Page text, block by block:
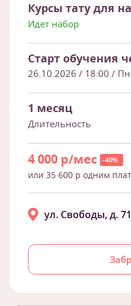
Курсы тату для
Идет набор
Старт обучения
26.10.2026 / 18:00 /
1 месяц
Длительность
4 000 р/мес -40%
или 35 600 р одним
ул. Свободы, д.